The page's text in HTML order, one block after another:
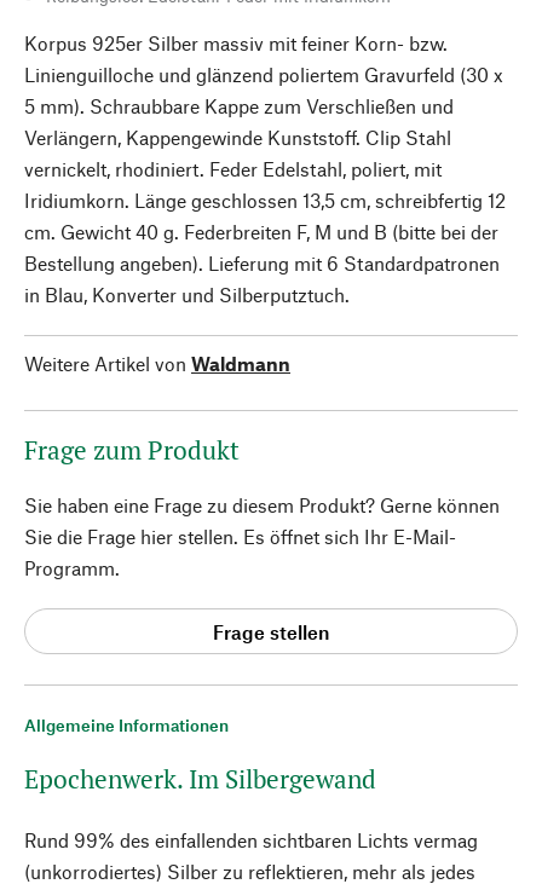
Allgemeine Informationen
Epochenwerk. Im Silbergewand
Rund 99% des einfallenden sichtbaren Lichts vermag
(unkorrodiertes) Silber zu reflektieren, mehr als jedes
Korpus 925er Silber massiv mit feiner Korn- bzw.
Linienguilloche und glänzend poliertem Gravurfeld (30 x
5 mm). Schraubbare Kappe zum Verschließen und
Verlängern, Kappengewinde Kunststoff. Clip Stahl
vernickelt, rhodiniert. Feder Edelstahl, poliert, mit
Iridiumkorn. Länge geschlossen 13,5 cm, schreibfertig 12
cm. Gewicht 40 g. Federbreiten F, M und B (bitte bei der
Bestellung angeben). Lieferung mit 6 Standardpatronen
in Blau, Konverter und Silberputztuch.
Weitere Artikel von Waldmann
Frage zum Produkt
Sie haben eine Frage zu diesem Produkt? Gerne können
Sie die Frage hier stellen. Es öffnet sich Ihr E-Mail-
Programm.
Frage stellen